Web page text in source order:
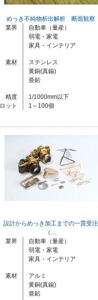
めっき不純物析出解析 断面観察
業界
自動車（量産）
弱電・家電
家具・インテリア
素材
ステンレス
黄銅(真鍮)
亜鉛
精度
1/1000mm以下
ロット
1～100個
設計からめっき加工までの一貫受注
（…
業界
自動車（量産）
弱電・家電
家具・インテリア
素材
アルミ
黄銅(真鍮)
亜鉛